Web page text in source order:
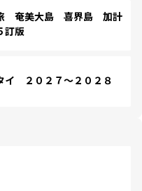
奄美大島 喜界島 加計
訂版
２０２７～２０２８